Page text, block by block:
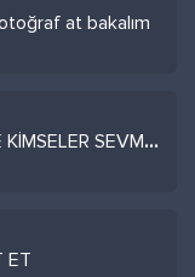
at bakalım
SEVMİYOR (Новый альбом 2025)
ET